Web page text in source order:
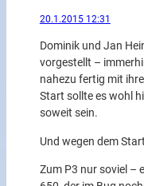
20.1.2015 12:31
Dominik und Jan
vorgestellt –
nahezu fertig mit
Start sollte es wohl
soweit sein.
Und wegen dem
Zum P3 nur soviel –